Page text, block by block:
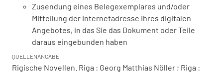
Zusendung eines Belegexemplares und/oder
Mitteilung der Internetadresse Ihres digitalen
Angebotes, in das Sie das Dokument oder Teile
daraus eingebunden haben
QUELLENANGABE
Rigische Novellen. Riga : Georg Matthias Nöller ; Riga :